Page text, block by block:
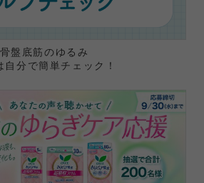
骨盤底筋のゆるみ
自分で簡単チェック！